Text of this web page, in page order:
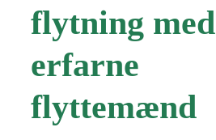
flytning med
erfarne
flyttemænd